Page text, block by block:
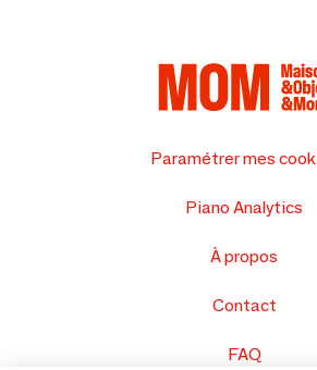
Paramétrer mes
Piano Analytics
À propos
Contact
FAQ